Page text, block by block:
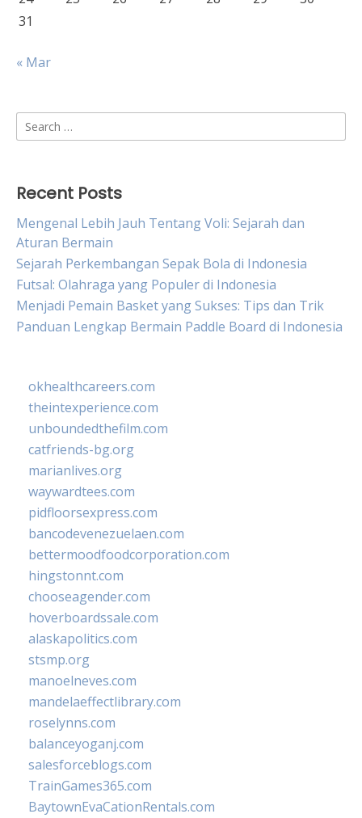
31
« Mar
Search
for:
Recent Posts
Mengenal Lebih Jauh Tentang Voli: Sejarah dan
Aturan Bermain
Sejarah Perkembangan Sepak Bola di Indonesia
Futsal: Olahraga yang Populer di Indonesia
Menjadi Pemain Basket yang Sukses: Tips dan Trik
Panduan Lengkap Bermain Paddle Board di Indonesia
okhealthcareers.com
theintexperience.com
unboundedthefilm.com
catfriends-bg.org
marianlives.org
waywardtees.com
pidfloorsexpress.com
bancodevenezuelaen.com
bettermoodfoodcorporation.com
hingstonnt.com
chooseagender.com
hoverboardssale.com
alaskapolitics.com
stsmp.org
manoelneves.com
mandelaeffectlibrary.com
roselynns.com
balanceyoganj.com
salesforceblogs.com
TrainGames365.com
BaytownEvaCationRentals.com